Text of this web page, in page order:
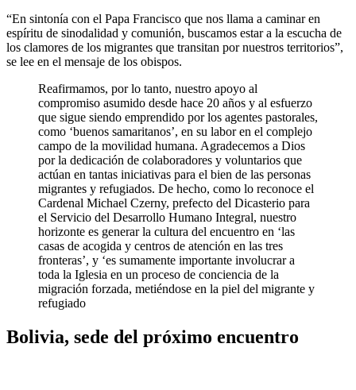
“En sintonía con el Papa Francisco que nos llama a caminar en
espíritu de sinodalidad y comunión, buscamos estar a la escucha de
los clamores de los migrantes que transitan por nuestros territorios”,
se lee en el mensaje de los obispos.
Reafirmamos, por lo tanto, nuestro apoyo al
compromiso asumido desde hace 20 años y al esfuerzo
que sigue siendo emprendido por los agentes pastorales,
como ‘buenos samaritanos’, en su labor en el complejo
campo de la movilidad humana. Agradecemos a Dios
por la dedicación de colaboradores y voluntarios que
actúan en tantas iniciativas para el bien de las personas
migrantes y refugiados. De hecho, como lo reconoce el
Cardenal Michael Czerny, prefecto del Dicasterio para
el Servicio del Desarrollo Humano Integral, nuestro
horizonte es generar la cultura del encuentro en ‘las
casas de acogida y centros de atención en las tres
fronteras’, y ‘es sumamente importante involucrar a
toda la Iglesia en un proceso de conciencia de la
migración forzada, metiéndose en la piel del migrante y
refugiado
Bolivia, sede del próximo encuentro